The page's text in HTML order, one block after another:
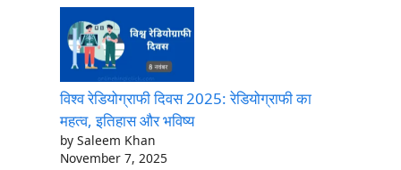
विश्व रेडियोग्राफी दिवस 2025: रेडियोग्राफी का
महत्व, इतिहास और भविष्य
by Saleem Khan
November 7, 2025